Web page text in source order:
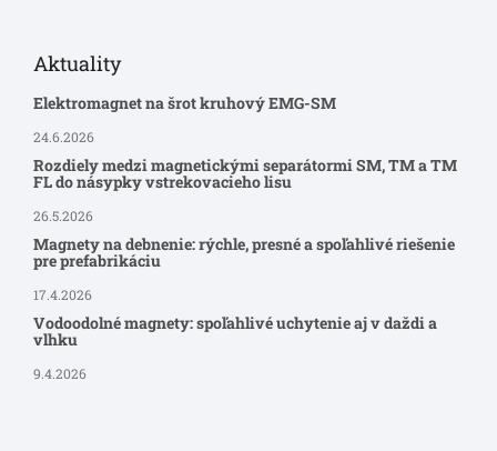
Aktuality
Elektromagnet na šrot kruhový EMG-SM
24.6.2026
Rozdiely medzi magnetickými separátormi SM, TM a TM
FL do násypky vstrekovacieho lisu
26.5.2026
Magnety na debnenie: rýchle, presné a spoľahlivé riešenie
pre prefabrikáciu
17.4.2026
Vodoodolné magnety: spoľahlivé uchytenie aj v daždi a
vlhku
9.4.2026